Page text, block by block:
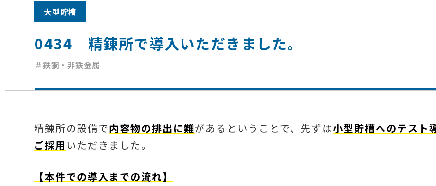
大型貯槽
0434 精錬所で導入いただきました。
＃鉄鋼・非鉄金属
精錬所の設備で内容物の排出に難があるということで、先ずは小型貯槽へのテスト
ご採用 いただきました。
【本件での導入までの流れ】